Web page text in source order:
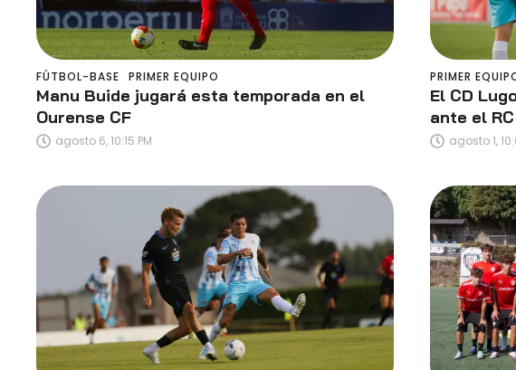
FÚTBOL-BASE PRIMER EQUIPO
Manu Buide jugará esta temporada en el
Ourense CF
agosto 6, 10:15 PM
PRIMER
El CD
ante el
agosto 1,